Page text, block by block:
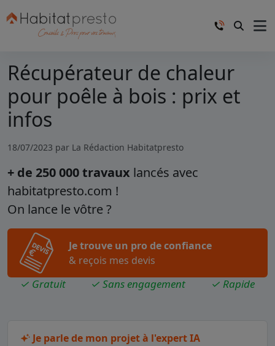
Récupérateur de chaleur
pour poêle à bois : prix et
infos
18/07/2023 par La Rédaction Habitatpresto
+ de 250 000 travaux lancés avec
habitatpresto.com !
On lance le vôtre ?
Je trouve un pro de confiance
& reçois mes devis
✓ Gratuit ✓ Sans engagement ✓ Rapide
Je parle de mon projet à l'expert IA